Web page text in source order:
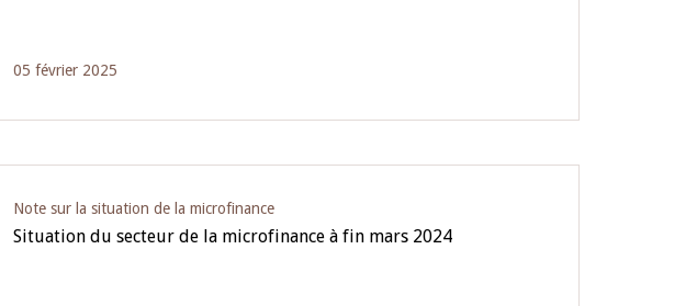
05 février 2025
Note sur la situation de la microfinance
Situation du secteur de la microfinance à fin mars 2024